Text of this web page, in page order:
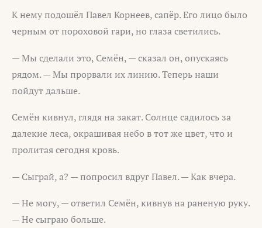
К нему подошёл Павел Корнеев, сапёр. Его лицо было
черным от пороховой гари, но глаза светились.
— Мы сделали это, Семён, — сказал он, опускаясь
рядом. — Мы прорвали их линию. Теперь наши
пойдут дальше.
Семён кивнул, глядя на закат. Солнце садилось за
далекие леса, окрашивая небо в тот же цвет, что и
пролитая сегодня кровь.
— Сыграй, а? — попросил вдруг Павел. — Как вчера.
— Не могу, — ответил Семён, кивнув на раненую руку.
— Не сыграю больше.